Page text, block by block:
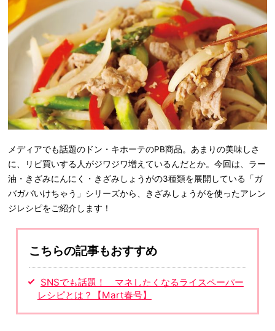
メディアでも話題のドン・キホーテのPB商品。あまりの美味しさ
に、リピ買いする人がジワジワ増えているんだとか。今回は、ラー
油・きざみにんにく・きざみしょうがの3種類を展開している「ガ
バガバいけちゃう」シリーズから、きざみしょうがを使ったアレン
ジレシピをご紹介します！
こちらの記事もおすすめ
SNSでも話題！ マネしたくなるライスペーパー
レシピとは？【Mart春号】